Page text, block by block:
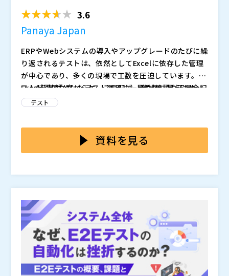
3.6
Panaya Japan
ERPやWebシステムの導入やアップグレードのたびに繰
り返されるテストは、依然としてExcelに依存した管理
が中心であり、多くの現場で工数を圧迫しています。テ
スト計画の立案からケースの記述、進捗確認や不具合記
録に至るまでが手作業に委ねられることで、担当者の負
経験や暗黙知に依存する部分が多く、可視化の難しさが
品質リスクを高めています。こうした属人的な運用が続
のが現実です。
Excelを基盤としたテスト運用は一見柔軟に見えます
が、テスト範囲の網羅性や進捗管理の正確性を担保する
化が困難であり、レビュー漏れや二重入力が頻発しま
す。その結果、品質保証や内部監査の観点からも証跡の
儀なくされる場面が目立ちます。また、属人的な記録管
理は担当者が変わると途端に引き継ぎ困難となり、結果
としてテストプロジェクト全体のスケジュールやコスト
を押し上げる大きな要因となっています。
ションのご紹介に加え、ERPやWebシステムのテスト業
務のExcel依存から脱却し効率化を図る具体的な自動化
1,100社以上のサービス・製品の品質向上に貢献してき
たベリサーブから、テスト効率化の効果を最大化するた
めに、テストプロセス・テスト自動化・手動テストの3
つの側面から、効率化のポイントや、その具体的な手法
を解説します。さらに、現場で定着・活用されるための
運用設計や伴走支援のポイントを事例とともに、属人化
の解消と持続可能な改善を実現するためのヒントをお伝
えします。これらのアプローチは、テスト負荷を大幅に
削減できるとともに、金融システムのように監査や規制
株式会社ベリサーブ（）
株式会社オープンソース活用研究所（）
マジセミ株式会社（
※共催、協賛、協力、講演企業は将来的に追加、削除さ
れる可能性があります。
テスト
資料を見る